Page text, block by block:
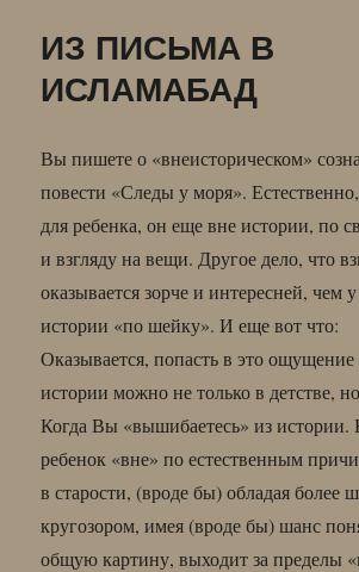
ИЗ ПИСЬМА В
ИСЛАМАБАД
Вы пишете о «внеисторическом»
повести «Следы у моря».
для ребенка, он еще вне истории, по
и взгляду на вещи. Другое дело, что
оказывается зорче и интересней, чем
истории «по шейку». И еще вот что:
Оказывается, попасть в это
истории можно не только в детстве,
Когда Вы «вышибаетесь» из истории.
ребенок «вне» по естественным
в старости, (вроде бы) обладая более
кругозором, имея (вроде бы) шанс
общую картину, выходит за пределы